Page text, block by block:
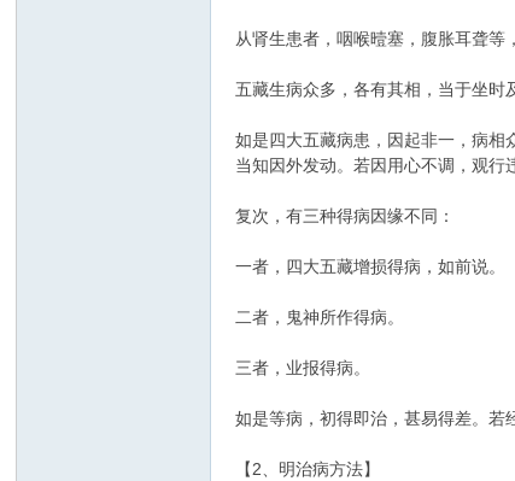
从肾生患者，咽喉曀塞，腹胀耳聋等
五藏生病众多，各有其相，当于坐时
如是四大五藏病患，因起非一，病相
当知因外发动。若因用心不调，观行
复次，有三种得病因缘不同：
一者，四大五藏增损得病，如前说。
二者，鬼神所作得病。
三者，业报得病。
如是等病，初得即治，甚易得差。若
【2、明治病方法】